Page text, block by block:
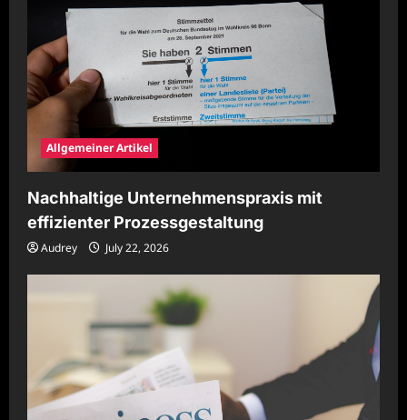
Allgemeiner Artikel
Nachhaltige Unternehmenspraxis mit
effizienter Prozessgestaltung
Audrey July 22, 2026